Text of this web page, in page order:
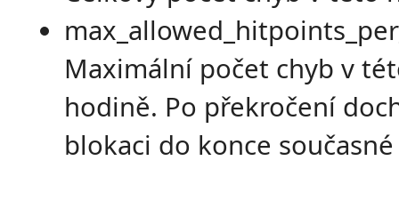
Maximální počet chyb v
hodině. Po překročení
blokaci do konce